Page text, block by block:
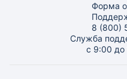
Форма
8 (800)
Служба
с 9:00